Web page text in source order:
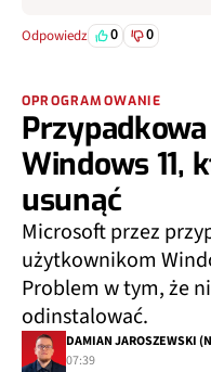
Odpowiedz 0 0
OPROGRAMOWANIE
Windows 11,
usunąć
Microsoft przez
użytkownikom
Problem w tym, że
odinstalować.
DAMIAN JAROSZEWSKI
07:39